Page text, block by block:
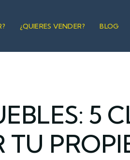
¿QUIERES VENDER? BLOG
5
TU